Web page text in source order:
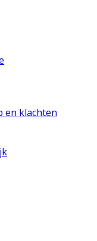
en klachten